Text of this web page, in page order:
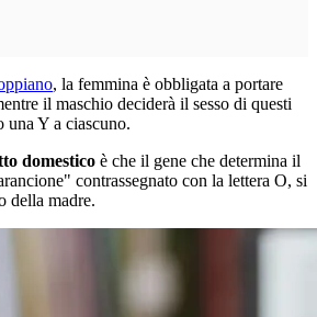
, la femmina è obbligata a portare
il maschio deciderà il sesso di questi
Y a ciascuno.
domestico è che il gene che determina il
contrassegnato con la lettera O, si
della madre.